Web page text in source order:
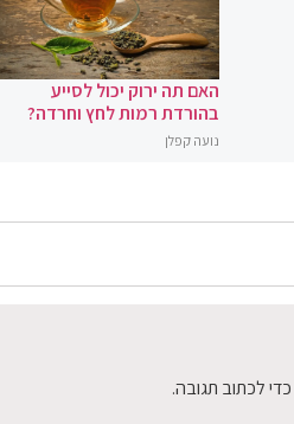
האם תה ירוק יכול לסייע
בהורדת רמות לחץ וחרדה?
נועה קפלן
כדי לכתוב תגובה.